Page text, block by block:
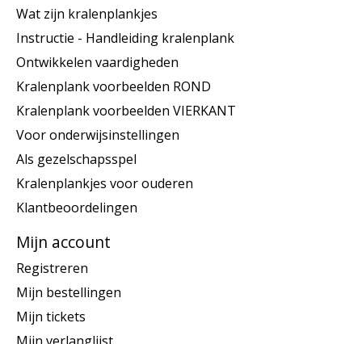
Wat zijn kralenplankjes
Instructie - Handleiding kralenplank
Ontwikkelen vaardigheden
Kralenplank voorbeelden ROND
Kralenplank voorbeelden VIERKANT
Voor onderwijsinstellingen
Als gezelschapsspel
Kralenplankjes voor ouderen
Klantbeoordelingen
Mijn account
Registreren
Mijn bestellingen
Mijn tickets